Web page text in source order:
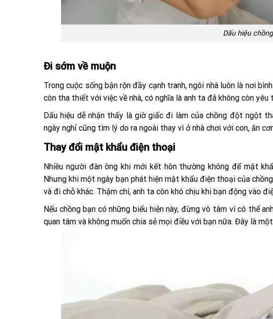
Dấu hiệu
Đi sớm về muộn
Trong cuộc sống bận rộn đầy cạnh tranh, ngôi nhà luôn là nơi
còn tha thiết với việc về nhà, có nghĩa là anh ta đã không còn yêu
Dấu hiệu dễ nhận thấy là giờ giấc đi làm của chồng đột ngột
ngày nghỉ cũng tìm lý do ra ngoài thay vì ở nhà chơi với con, ăn
Thay đổi mật khẩu điện thoại
Nhiều người đàn ông khi mới kết hôn thường không để mật
Nhưng khi một ngày bạn phát hiện mật khẩu điện thoại của
và đi chỗ khác. Thậm chí, anh ta còn khó chịu khi bạn động vào
Nếu chồng bạn có những biểu hiện này, đừng vô tâm vì có thể
quan tâm và không muốn chia sẻ mọi điều với bạn nữa. Đây là